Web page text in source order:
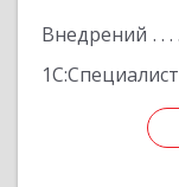
Внедрений
1С:Специалист